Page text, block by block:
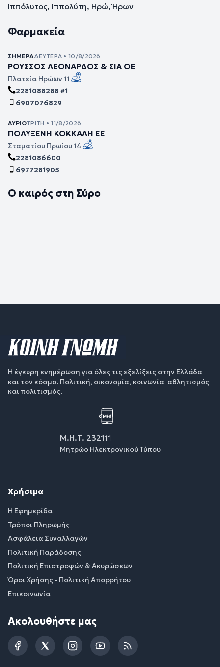
Ιππόλυτος, Ιππολύτη, Ηρώ, Ήρων
Φαρμακεία
ΣΉΜΕΡΑΔΕΥΤΈΡΑ • 10/8/2026
ΡΟΥΣΣΟΣ ΛΕΟΝΑΡΔΟΣ & ΣΙΑ ΟΕ
Πλατεία Ηρώων 11
2281088288 #1
6907076829
ΑΎΡΙΟΤΡΊΤΗ • 11/8/2026
ΠΟΛΥΞΕΝΗ ΚΟΚΚΑΛΗ ΕΕ
Σταματίου Πρωίου 14
2281086600
6977281905
Ο καιρός στη Σύρο
Η έγκυρη ενημέρωση για όλες τις εξελίξεις στην Ελλάδα
και τον κόσμο. Πολιτική, οικονομία, κοινωνία, αθλητισμός
και πολιτισμός.
Μ.Η.Τ. 232111
Μητρώο Ηλεκτρονικού Τύπου
Χρήσιμα
Η Εφημερίδα
Τρόποι Πληρωμής
Ασφάλεια Συναλλαγών
Πολιτική Παράδοσης
Πολιτική Επιστροφών & Ακυρώσεων
Όροι Χρήσης - Πολιτική Απορρήτου
Επικοινωνία
Ακολουθήστε μας
FacebookTwitterInstagramYouTubeRSS